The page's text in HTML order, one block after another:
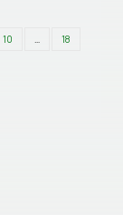
10 … 18